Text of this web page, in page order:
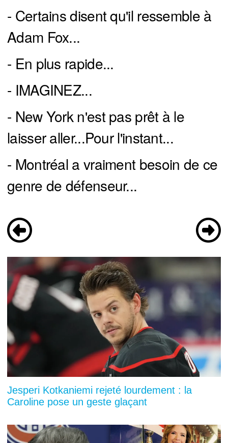
- Certains disent qu'il ressemble à
Adam Fox...
- En plus rapide...
- IMAGINEZ...
- New York n'est pas prêt à le
laisser aller...Pour l'instant...
- Montréal a vraiment besoin de ce
genre de défenseur...
Jesperi Kotkaniemi rejeté lourdement : la
Caroline pose un geste glaçant